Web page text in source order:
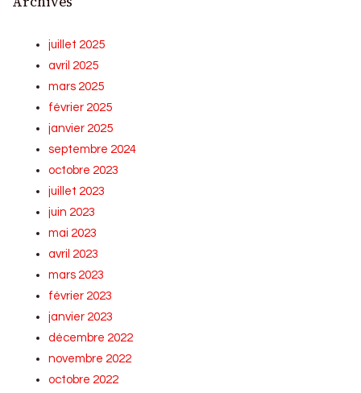
juillet 2025
avril 2025
mars 2025
février 2025
janvier 2025
septembre 2024
octobre 2023
juillet 2023
juin 2023
mai 2023
avril 2023
mars 2023
février 2023
janvier 2023
décembre 2022
novembre 2022
octobre 2022